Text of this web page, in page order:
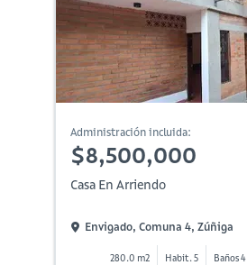
Administración incluida:
$8,500,000
Casa En Arriendo
Envigado, Comuna 4, Zúñiga
280.0 m2 Habit. 5 Baños 4